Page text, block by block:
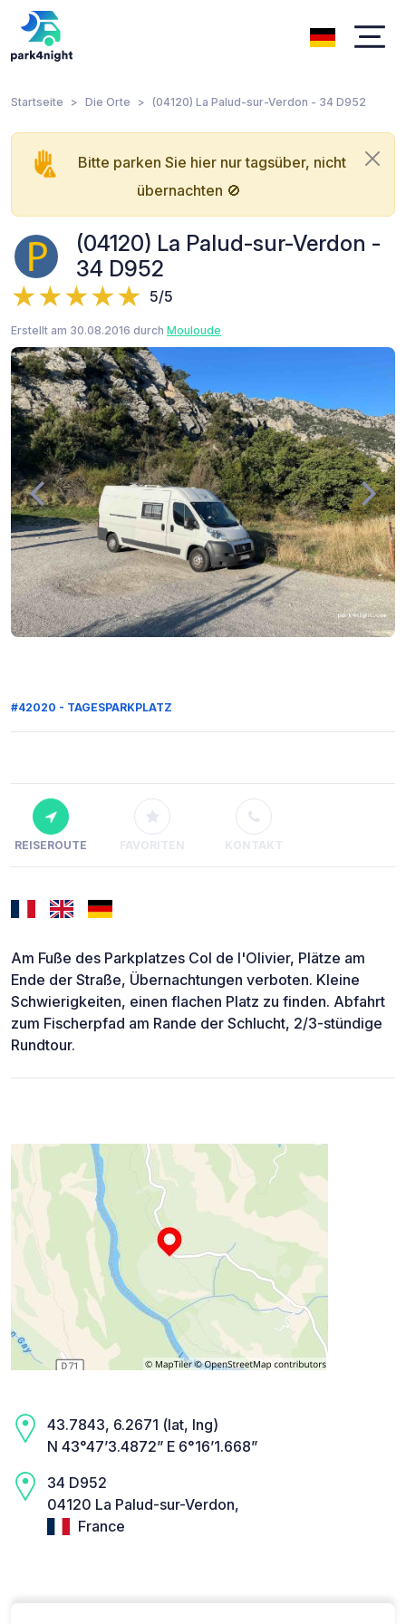
Startseite Die Orte (04120) La Palud-sur-Verdon - 34 D952
Bitte parken Sie hier nur tagsüber, nicht
übernachten 🚫
(04120) La Palud-sur-Verdon -
34 D952
5/5
Erstellt am 30.08.2016 durch Mouloude
#42020 - TAGESPARKPLATZ
REISEROUTE FAVORITEN KONTAKT
Am Fuße des Parkplatzes Col de l'Olivier, Plätze am
Ende der Straße, Übernachtungen verboten. Kleine
Schwierigkeiten, einen flachen Platz zu finden. Abfahrt
zum Fischerpfad am Rande der Schlucht, 2/3-stündige
Rundtour.
43.7843, 6.2671 (lat, lng)
N 43°47’3.4872” E 6°16’1.668”
34 D952
04120 La Palud-sur-Verdon,
France